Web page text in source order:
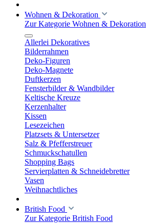
Wohnen & Dekoration
Zur Kategorie Wohnen & Dekoration
Allerlei Dekoratives
Bilderrahmen
Deko-Figuren
Deko-Magnete
Duftkerzen
Fensterbilder & Wandbilder
Keltische Kreuze
Kerzenhalter
Kissen
Lesezeichen
Platzsets & Untersetzer
Salz & Pfefferstreuer
Schmuckschatullen
Shopping Bags
Servierplatten & Schneidebretter
Vasen
Weihnachtliches
British Food
Zur Kategorie British Food